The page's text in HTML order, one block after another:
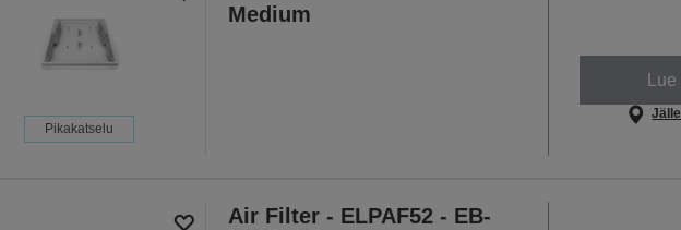
Pikakatselu
Medium
Air Filter - ELPAF52 - EB-